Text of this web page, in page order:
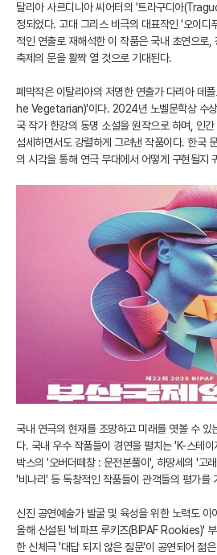
탈리아 사르디니아 씨어터의 '트라구디아
정되었다. 고대 그리스 비극의 대표작인 '오이디
적인 연출로 재해석한 이 작품은 국내 초연으로,
축제의 문을 활짝 열 것으로 기대된다.
폐막작은 이탈리아의 저명한 연출가 다리아 데
he Vegetarian)'이다. 2024년 노벨문학상 수
국 작가 한강의 동명 소설을 원작으로 하며, 인
섬세하면서도 강렬하게 그려낸 작품이다. 한국
의 시각을 통해 연극 무대에서 어떻게 구현될지
국내 연극의 현재를 조망하고 미래를 엿볼 수 있
다. 국내 우수 작품들이 경연을 펼치는 'K-스테
박스의 '오버더떼창 : 문전본풀이', 하땅세의 '고
'비나리' 등 독창적인 작품들이 관객들의 평가를
신진 공연예술가 발굴 및 육성을 위한 노력도 이
올해 신설된 '비파프 루키즈(BIPAF Rookies)'
한 신체극 '대답 되지 않은 질문'이 공연되어 젊